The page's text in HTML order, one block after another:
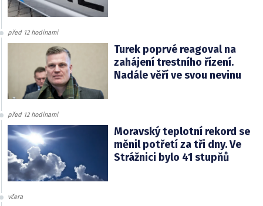
před 12 hodinami
Turek poprvé reagoval na
zahájení trestního řízení.
Nadále věří ve svou nevinu
před 12 hodinami
Moravský teplotní rekord se
měnil potřetí za tři dny. Ve
Strážnici bylo 41 stupňů
včera